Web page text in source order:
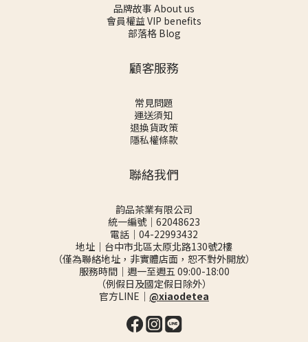
品牌故事 About us
會員權益 VIP benefits
部落格 Blog
顧客服務
常見問題
運送須知
退換貨政策
隱私權條款
聯絡我們
韵品茶業有限公司
統一編號｜62048623
電話｜04-22993432
地址｜台中市北區太原北路130號2樓
（僅為聯絡地址，非實體店面，恕不對外開放）
服務時間｜週一至週五 09:00-18:00
（例假日及國定假日除外）
官方LINE｜ @xiaodetea